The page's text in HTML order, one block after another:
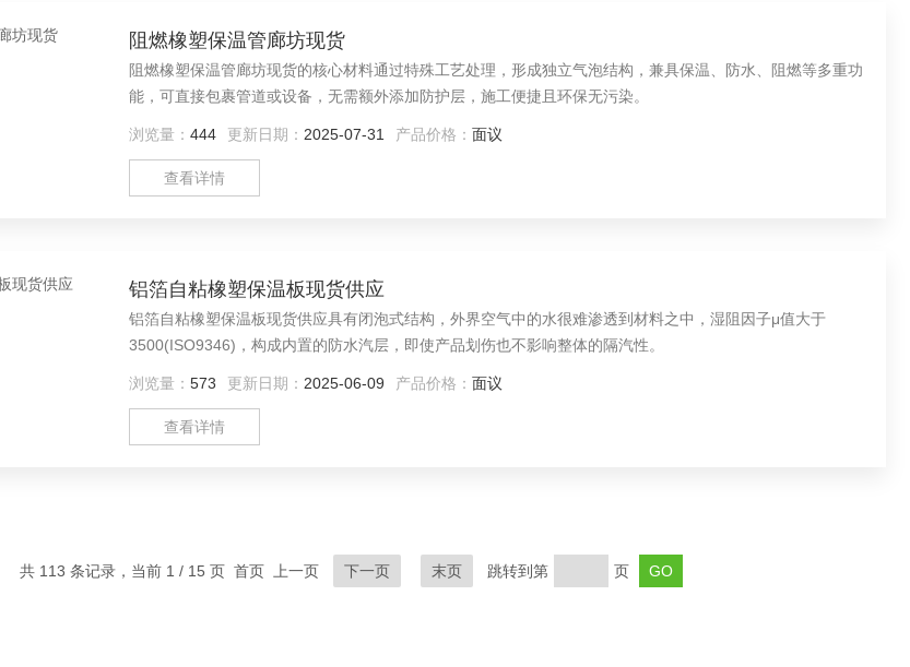
阻燃橡塑保温管廊坊现货
阻燃橡塑保温管廊坊现货的核心材料通过特殊工艺处理，形成独立气泡结构，兼具保温、防水、阻燃等多重功
能，可直接包裹管道或设备，无需额外添加防护层，施工便捷且环保无污染。
浏览量： 444 更新日期： 2025-07-31 产品价格： 面议
查看详情
铝箔自粘橡塑保温板现货供应
铝箔自粘橡塑保温板现货供应具有闭泡式结构，外界空气中的水很难渗透到材料之中，湿阻因子μ值大于
3500(ISO9346)，构成内置的防水汽层，即使产品划伤也不影响整体的隔汽性。
浏览量： 573 更新日期： 2025-06-09 产品价格： 面议
查看详情
共 113 条记录，当前 1 / 15 页 首页 上一页 下一页 末页 跳转到第 页